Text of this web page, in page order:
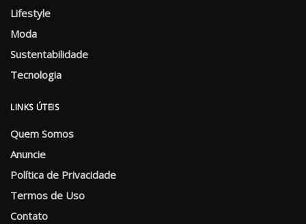
Lifestyle
Moda
Sustentabilidade
Tecnologia
LINKS ÚTEIS
Quem Somos
Anuncie
Política de Privacidade
Termos de Uso
Contato